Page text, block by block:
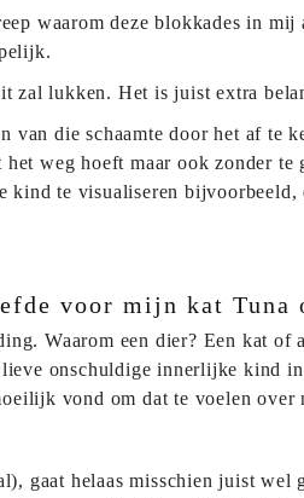
waarom deze blokkades in
lukken. Het is juist extra
die schaamte door het af te
weg hoeft maar ook zonder
te visualiseren
voor mijn kat
Waarom een dier? Een kat of
onschuldige innerlijke kind
vond om dat te voelen over
gaat helaas misschien juist